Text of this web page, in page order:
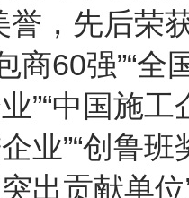
誉，先后荣
商60强”“
”“中国施
业”“创鲁
出贡献单